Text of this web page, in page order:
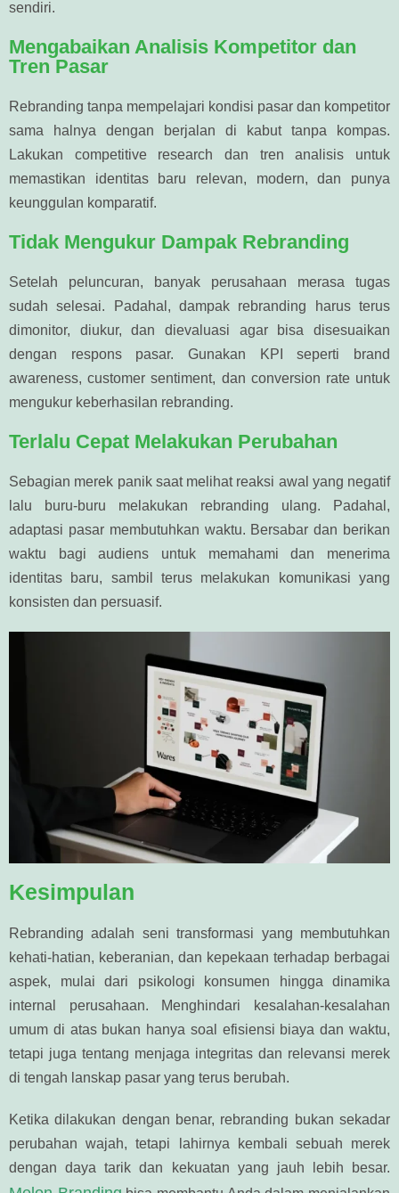
sendiri.
Mengabaikan Analisis Kompetitor dan
Tren Pasar
Rebranding tanpa mempelajari kondisi pasar dan kompetitor
sama halnya dengan berjalan di kabut tanpa kompas.
Lakukan competitive research dan tren analisis untuk
memastikan identitas baru relevan, modern, dan punya
keunggulan komparatif.
Tidak Mengukur Dampak Rebranding
Setelah peluncuran, banyak perusahaan merasa tugas
sudah selesai. Padahal, dampak rebranding harus terus
dimonitor, diukur, dan dievaluasi agar bisa disesuaikan
dengan respons pasar. Gunakan KPI seperti brand
awareness, customer sentiment, dan conversion rate untuk
mengukur keberhasilan rebranding.
Terlalu Cepat Melakukan Perubahan
Sebagian merek panik saat melihat reaksi awal yang negatif
lalu buru-buru melakukan rebranding ulang. Padahal,
adaptasi pasar membutuhkan waktu. Bersabar dan berikan
waktu bagi audiens untuk memahami dan menerima
identitas baru, sambil terus melakukan komunikasi yang
konsisten dan persuasif.
Kesimpulan
Rebranding adalah seni transformasi yang membutuhkan
kehati-hatian, keberanian, dan kepekaan terhadap berbagai
aspek, mulai dari psikologi konsumen hingga dinamika
internal perusahaan. Menghindari kesalahan-kesalahan
umum di atas bukan hanya soal efisiensi biaya dan waktu,
tetapi juga tentang menjaga integritas dan relevansi merek
di tengah lanskap pasar yang terus berubah.
Ketika dilakukan dengan benar, rebranding bukan sekadar
perubahan wajah, tetapi lahirnya kembali sebuah merek
dengan daya tarik dan kekuatan yang jauh lebih besar.